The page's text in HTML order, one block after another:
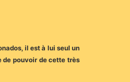
il est à lui seul un
de pouvoir de cette très